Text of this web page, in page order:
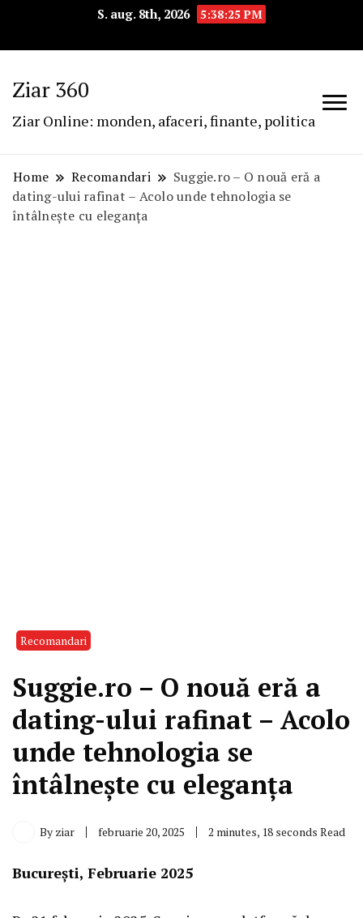
S. aug. 8th, 2026 5:38:26 PM
Ziar 360
Ziar Online: monden, afaceri, finante, politica
Home Recomandari
Suggie.ro – O nouă eră a
dating-ului rafinat – Acolo unde tehnologia se
întâlnește cu eleganța
Recomandari
Suggie.ro – O nouă eră a
dating-ului rafinat – Acolo
unde tehnologia se
întâlnește cu eleganța
By ziar februarie 20, 2025 2 minutes, 18 seconds Read
București, Februarie 2025